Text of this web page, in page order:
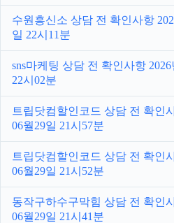
수원흥신소 상담 전 확인사항
일 22시11분
sns마케팅 상담 전 확인사항 2026
22시02분
트립닷컴할인코드 상담 전 확인
06월29일 21시57분
트립닷컴할인코드 상담 전 확인
06월29일 21시52분
동작구하수구막힘 상담 전 확인
06월29일 21시41분